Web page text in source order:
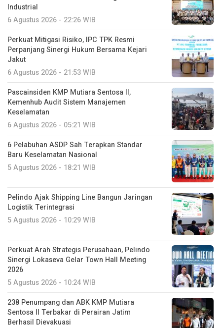
Industrial
6 Agustus 2026 - 22:26 WIB
Perkuat Mitigasi Risiko, IPC TPK Resmi
Perpanjang Sinergi Hukum Bersama Kejari
Jakut
6 Agustus 2026 - 21:53 WIB
Pascainsiden KMP Mutiara Sentosa II,
Kemenhub Audit Sistem Manajemen
Keselamatan
6 Agustus 2026 - 05:21 WIB
6 Pelabuhan ASDP Sah Terapkan Standar
Baru Keselamatan Nasional
5 Agustus 2026 - 18:21 WIB
Pelindo Ajak Shipping Line Bangun Jaringan
Logistik Terintegrasi
5 Agustus 2026 - 10:29 WIB
Perkuat Arah Strategis Perusahaan, Pelindo
Sinergi Lokaseva Gelar Town Hall Meeting
2026
5 Agustus 2026 - 10:24 WIB
238 Penumpang dan ABK KMP Mutiara
Sentosa II Terbakar di Perairan Jatim
Berhasil Dievakuasi